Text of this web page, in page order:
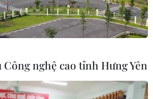
đưa y tế đến
nhóm chính sách
nghệ cao tỉnh Hưng Yên